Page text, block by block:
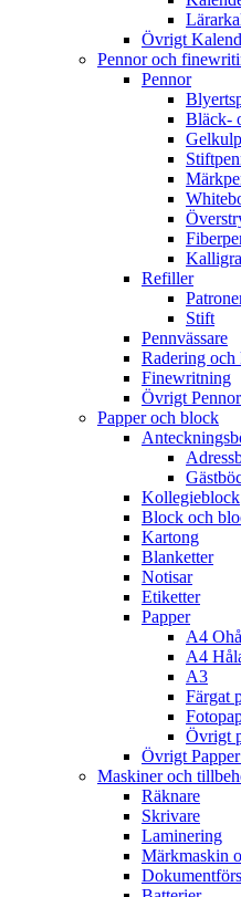
Övrigt
Pennor och
Pennor
Bläck-
Refiller
Stift
Pennvässare
Radering
Finewritning
Övrigt
Papper och block
Kollegieblock
Block och
Kartong
Blanketter
Notisar
Etiketter
Papper
A4
A4
A3
Färgat
Övrigt
Övrigt
Maskiner och
Räknare
Skrivare
Laminering
Märkmaskin